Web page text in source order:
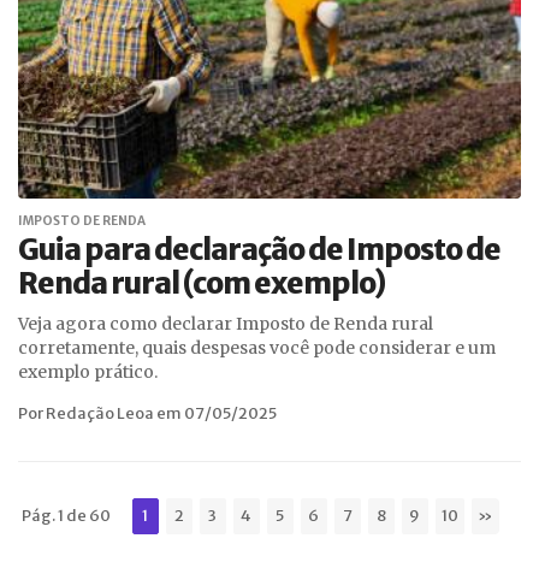
IMPOSTO DE RENDA
Guia para declaração de Imposto de
Renda rural (com exemplo)
Veja agora como declarar Imposto de Renda rural
corretamente, quais despesas você pode considerar e um
exemplo prático.
Por Redação Leoa em 07/05/2025
Pág. 1 de 60 1 2 3 4 5 6 7 8 9 10 »